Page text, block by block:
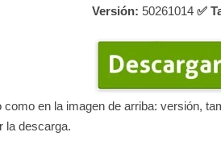
Versión: 50261014 ✅
como en la imagen de arriba: versión,
la descarga.